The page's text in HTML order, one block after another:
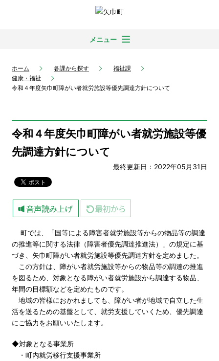
メニュー
ホーム 各課から探す
福祉課
健康・福祉
令和４年度矢巾町障がい者就労施設等優先調達方針について
令和４年度矢巾町障がい者就労施設等優
先調達方針について
最終更新日：2022年05月31日
町では、「国等による障害者就労施設等からの物品等の調達
の推進等に関する法律（障害者優先調達推進法）」の規定に基
づき、矢巾町障がい者就労施設等優先調達方針を定めました。
この方針は、障がい者就労施設等からの物品等の調達の推進
を図るため、対象となる障がい者就労施設から調達する物品、
年間の目標額などを定めたものです。
地域の皆様におかれましても、障がい者が地域で自立した生
活を送るための基盤として、就労支援していくため、優先調達
にご協力をお願いいたします。
◆対象となる事業所
・町内就労移行支援事業所